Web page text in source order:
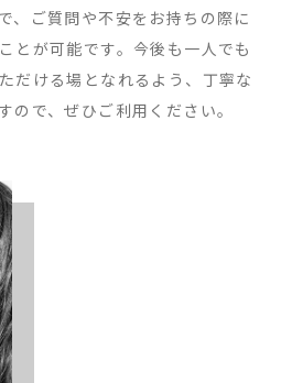
、ご質問や不安をお持ちの際に
とが可能です。今後も一人でも
だける場となれるよう、丁寧な
ので、ぜひご利用ください。